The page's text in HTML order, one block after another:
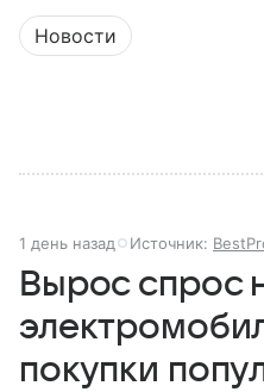
Новости
1 день назад Источник:
Вырос спрос
покупки